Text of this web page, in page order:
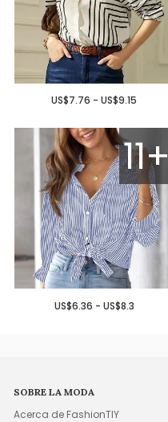
US$7.76 - US$9.15
11+
US$6.36 - US$8.3
SOBRE LA MODA
Acerca de FashionTIY